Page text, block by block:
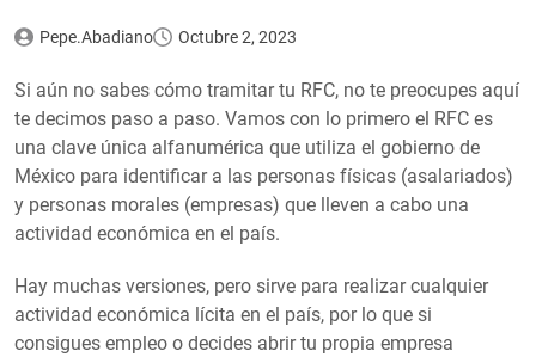
Pepe.Abadiano Octubre 2, 2023
Si aún no sabes cómo tramitar tu RFC, no te preocupes aquí
te decimos paso a paso. Vamos con lo primero el RFC es
una clave única alfanumérica que utiliza el gobierno de
México para identificar a las personas físicas (asalariados)
y personas morales (empresas) que lleven a cabo una
actividad económica en el país.
Hay muchas versiones, pero sirve para realizar cualquier
actividad económica lícita en el país, por lo que si
consigues empleo o decides abrir tu propia empresa